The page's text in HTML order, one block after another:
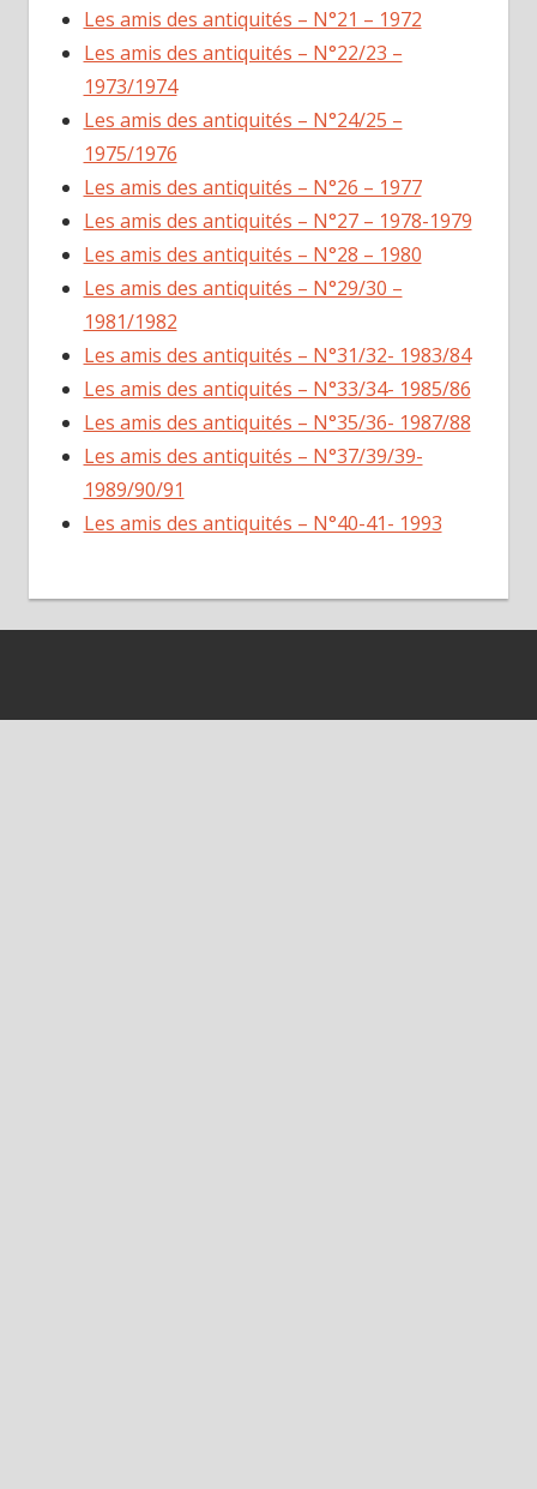
Les amis des antiquités – N°21 – 1972
Les amis des antiquités – N°22/23 –
1973/1974
Les amis des antiquités – N°24/25 –
1975/1976
Les amis des antiquités – N°26 – 1977
Les amis des antiquités – N°27 – 1978-1979
Les amis des antiquités – N°28 – 1980
Les amis des antiquités – N°29/30 –
1981/1982
Les amis des antiquités – N°31/32- 1983/84
Les amis des antiquités – N°33/34- 1985/86
Les amis des antiquités – N°35/36- 1987/88
Les amis des antiquités – N°37/39/39-
1989/90/91
Les amis des antiquités – N°40-41- 1993